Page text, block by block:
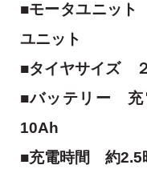
■モータユニッ
ユニット
■タイヤサイズ
■バッテリー
10Ah
■充電時間 約2.5